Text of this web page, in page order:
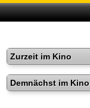
Zurzeit im Kino
Demnächst im Kino